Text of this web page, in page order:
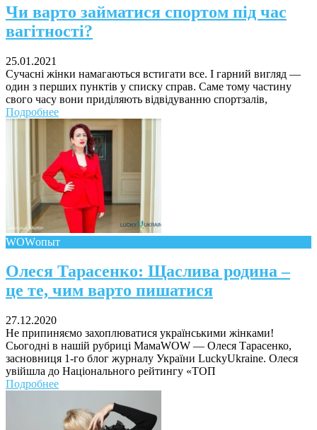
декреті
Ми запитали у зіркових
мам, яка вона - мамаWOW
Чи варто займатися спортом під час
вагітності?
25.01.2021
Сучасні жінки намагаються встигати все. І гарний вигляд —
один з перших пунктів у списку справ. Саме тому частину
свого часу вони приділяють відвідуванню спортзалів,
Подробнее
WOWопыт
Олеся Тарасенко: Щаслива родина –
це те, чим варто пишатися
27.12.2020
Не припиняємо захоплюватися українськими жінками!
Сьогодні в нашій рубриці МамаWOW — Олеся Тарасенко,
засновниця 1-го блог журналу України LuckyUkraine. Олеся
увійшла до Національного рейтингу «ТОП
Подробнее